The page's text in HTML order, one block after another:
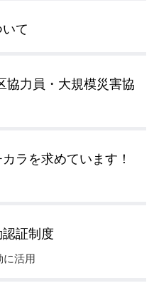
て
協力員・大規模災害協
ラを求めています！
証制度
に活用